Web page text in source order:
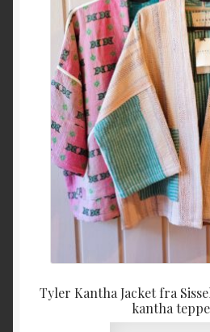
Tyler Kantha Jacket fra
kantha